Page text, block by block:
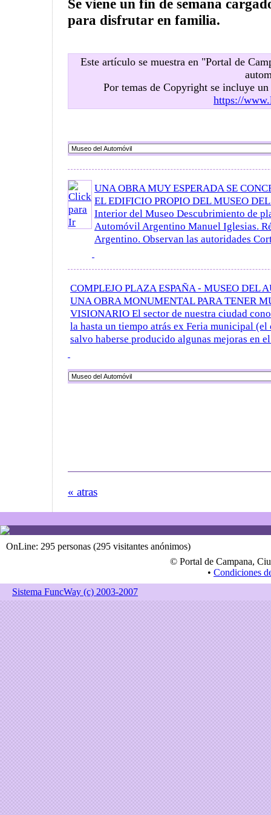
Se viene un fin de semana
para disfrutar en familia.
Este artículo se muestra en "Portal de
Por temas de Copyright se incluye un
https://
UNA OBRA MUY ESPERADA SE
EL EDIFICIO PROPIO DEL MUSEO
Interior del Museo Descubrimiento de
Automóvil Argentino Manuel Iglesias.
Argentino. Observan las autoridades
COMPLEJO PLAZA ESPAÑA - MUSEO DEL
UNA OBRA MONUMENTAL PARA TENER
VISIONARIO El sector de nuestra ciudad
la hasta un tiempo atrás ex Feria municipal (el
salvo haberse producido algunas mejoras en
« atras
OnLine: 295 personas (295 visitantes anónimos)
© Portal de Campana,
• Condiciones
Sistema FuncWay (c) 2003-2007